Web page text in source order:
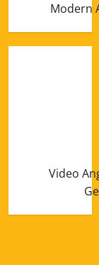
Modern
Video